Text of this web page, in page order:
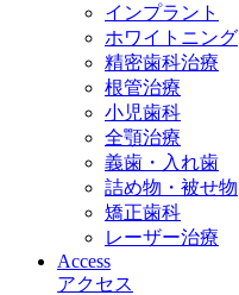
インプラント
ホワイトニング
精密歯科治療
根管治療
小児歯科
全顎治療
義歯・入れ歯
詰め物・被せ物
矯正歯科
レーザー治療
Access
アクセス